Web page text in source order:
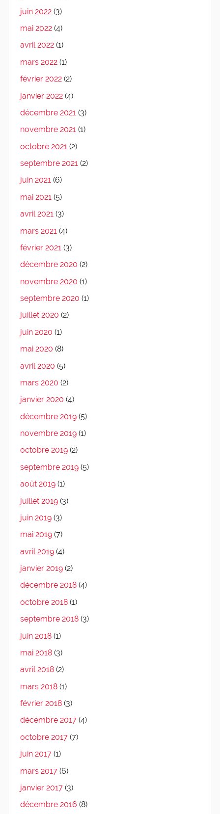
juin 2022 (3)
mai 2022 (4)
avril 2022 (1)
mars 2022 (1)
février 2022 (2)
janvier 2022 (4)
décembre 2021 (3)
novembre 2021 (1)
octobre 2021 (2)
septembre 2021 (2)
juin 2021 (6)
mai 2021 (5)
avril 2021 (3)
mars 2021 (4)
février 2021 (3)
décembre 2020 (2)
novembre 2020 (1)
septembre 2020 (1)
juillet 2020 (2)
juin 2020 (1)
mai 2020 (8)
avril 2020 (5)
mars 2020 (2)
janvier 2020 (4)
décembre 2019 (5)
novembre 2019 (1)
octobre 2019 (2)
septembre 2019 (5)
août 2019 (1)
juillet 2019 (3)
juin 2019 (3)
mai 2019 (7)
avril 2019 (4)
janvier 2019 (2)
décembre 2018 (4)
octobre 2018 (1)
septembre 2018 (3)
juin 2018 (1)
mai 2018 (3)
avril 2018 (2)
mars 2018 (1)
février 2018 (3)
décembre 2017 (4)
octobre 2017 (7)
juin 2017 (1)
mars 2017 (6)
janvier 2017 (3)
décembre 2016 (8)